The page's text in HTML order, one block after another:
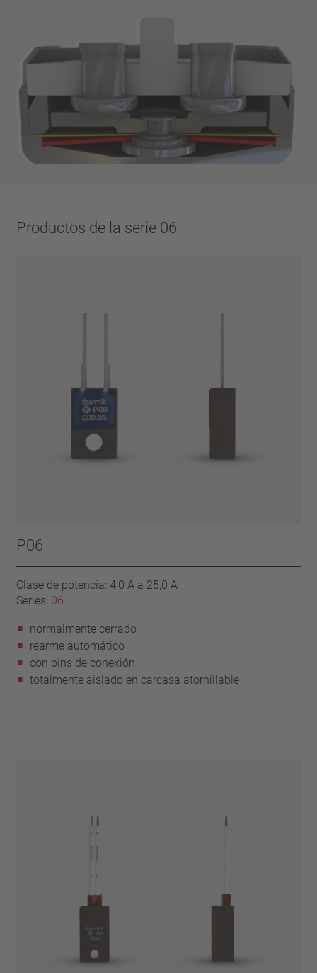
Productos de la serie 06
P06
Clase de potencia: 4,0 A a 25,0 A
Series: 06
normalmente cerrado
rearme automático
con pins de conexión
totalmente aislado en carcasa atornillable